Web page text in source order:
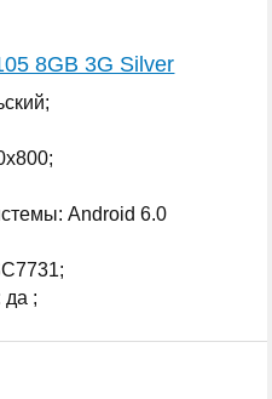
8GB 3G Silver
Android 6.0
да ;